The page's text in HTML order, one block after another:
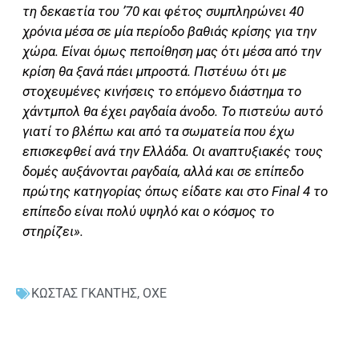
τη δεκαετία του ’70 και φέτος συμπληρώνει 40
χρόνια μέσα σε μία περίοδο βαθιάς κρίσης για την
χώρα. Είναι όμως πεποίθηση μας ότι μέσα από την
κρίση θα ξανά πάει μπροστά. Πιστέυω ότι με
στοχευμένες κινήσεις το επόμενο διάστημα το
χάντμπολ θα έχει ραγδαία άνοδο. Το πιστεύω αυτό
γιατί το βλέπω και από τα σωματεία που έχω
επισκεφθεί ανά την Ελλάδα. Οι αναπτυξιακές τους
δομές αυξάνονται ραγδαία, αλλά και σε επίπεδο
πρώτης κατηγορίας όπως είδατε και στο Final 4 το
επίπεδο είναι πολύ υψηλό και ο κόσμος το
στηρίζει».
ΚΩΣΤΑΣ ΓΚΑΝΤΗΣ, ΟΧΕ